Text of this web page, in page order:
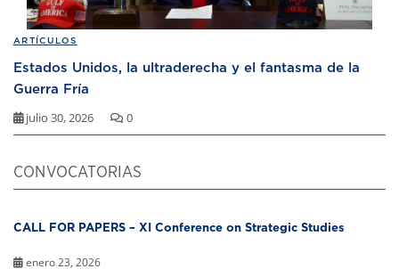
ARTÍCULOS
Estados Unidos, la ultraderecha y el fantasma de la
Guerra Fría
julio 30, 2026 0
CONVOCATORIAS
CALL FOR PAPERS – XI Conference on Strategic Studies
enero 23, 2026